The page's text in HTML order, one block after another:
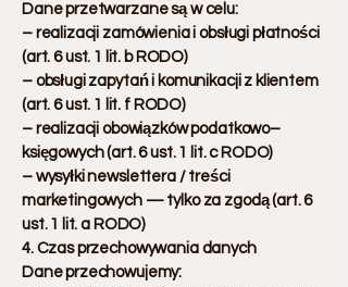
Dane przetwarzane są w celu:
– realizacji zamówienia i obsługi płatności
(art. 6 ust. 1 lit. b RODO)
– obsługi zapytań i komunikacji z klientem
(art. 6 ust. 1 lit. f RODO)
– realizacji obowiązków podatkowo–
księgowych (art. 6 ust. 1 lit. c RODO)
– wysyłki newslettera / treści
marketingowych — tylko za zgodą (art. 6
ust. 1 lit. a RODO)
4. Czas przechowywania danych
Dane przechowujemy: